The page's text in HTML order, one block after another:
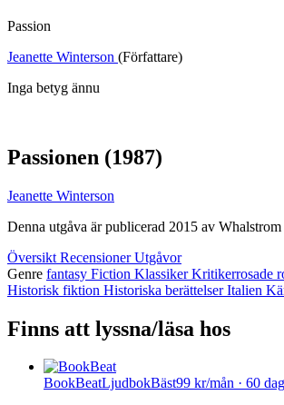
Passion
Jeanette Winterson (Författare)
Inga betyg ännu
Passionen (1987)
Jeanette Winterson
Denna utgåva är publicerad 2015 av
Översikt RecensionerUtgåvor
Genre fantasy Fiction KlassikerKritikerrosade
Historisk fiktion Historiska berättelserItalien
Finns att lyssna/läsa hos
BookBeatLjudbokBäst99 kr/mån · 60